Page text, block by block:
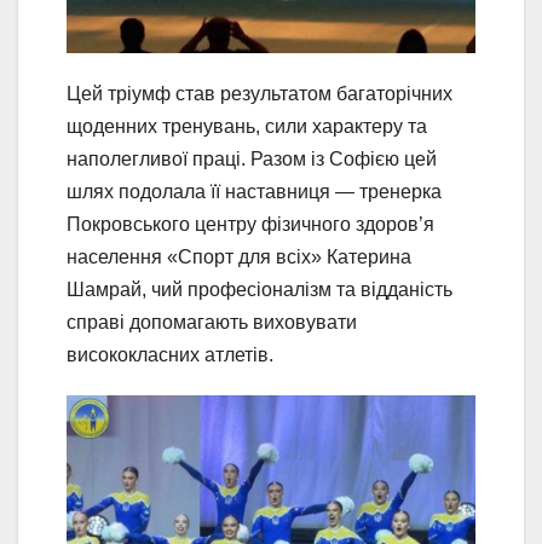
Цей тріумф став результатом багаторічних
щоденних тренувань, сили характеру та
наполегливої праці. Разом із Софією цей
шлях подолала її наставниця — тренерка
Покровського центру фізичного здоров’я
населення «Спорт для всіх» Катерина
Шамрай, чий професіоналізм та відданість
справі допомагають виховувати
висококласних атлетів.